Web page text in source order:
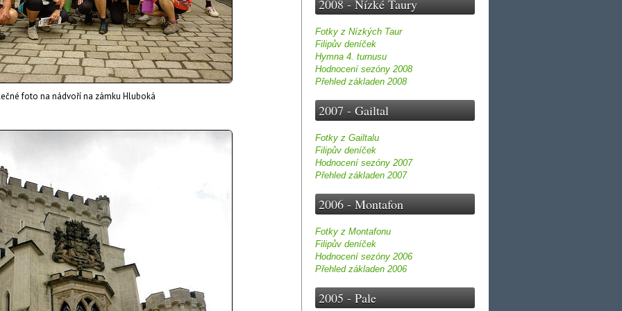
2008 - Nízké Taury
Fotky z Nízkých Taur
Filipův deníček
Hymna 4. turnusu
Hodnocení sezóny 2008
Přehled základen 2008
2007 - Gailtal
Fotky z Gailtalu
Filipův deníček
Hodnocení sezóny 2007
Přehled základen 2007
2006 - Montafon
Fotky z Montafonu
Filipův deníček
Hodnocení sezóny 2006
Přehled základen 2006
2005 - Pale
foto na nádvoří na zámku Hluboká